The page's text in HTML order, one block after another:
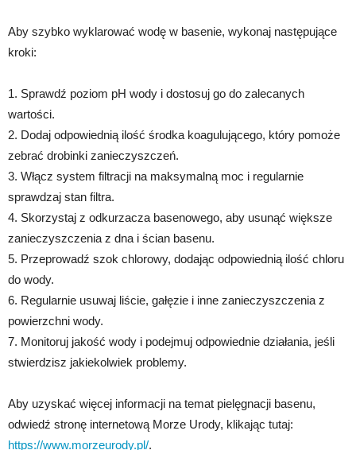
Aby szybko wyklarować wodę w basenie, wykonaj następujące
kroki:
1. Sprawdź poziom pH wody i dostosuj go do zalecanych
wartości.
2. Dodaj odpowiednią ilość środka koagulującego, który pomoże
zebrać drobinki zanieczyszczeń.
3. Włącz system filtracji na maksymalną moc i regularnie
sprawdzaj stan filtra.
4. Skorzystaj z odkurzacza basenowego, aby usunąć większe
zanieczyszczenia z dna i ścian basenu.
5. Przeprowadź szok chlorowy, dodając odpowiednią ilość chloru
do wody.
6. Regularnie usuwaj liście, gałęzie i inne zanieczyszczenia z
powierzchni wody.
7. Monitoruj jakość wody i podejmuj odpowiednie działania, jeśli
stwierdzisz jakiekolwiek problemy.
Aby uzyskać więcej informacji na temat pielęgnacji basenu,
odwiedź stronę internetową Morze Urody, klikając tutaj:
https://www.morzeurody.pl/.